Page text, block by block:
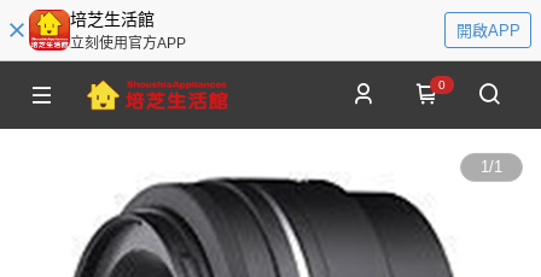
培芝生活館
立刻使用官方APP
開啟APP
0
1/1